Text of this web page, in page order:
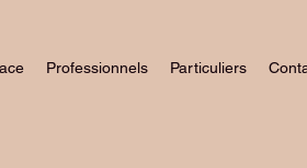
Professionnels Particuliers